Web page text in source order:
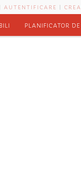
AUTENTIFICARE |
PLANIFICATOR